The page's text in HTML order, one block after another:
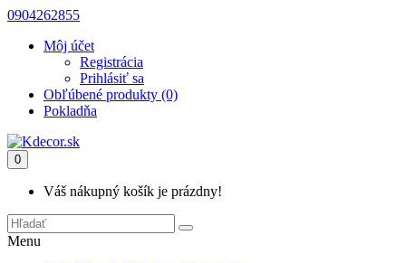
0904262855
Môj účet
Registrácia
Prihlásiť sa
Obľúbené produkty (0)
Pokladňa
0
Váš nákupný košík je prázdny!
Menu